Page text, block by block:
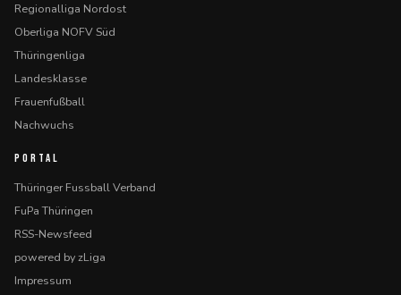
Regionalliga Nordost
Oberliga NOFV Süd
Thüringenliga
Landesklasse
Frauenfußball
Nachwuchs
PORTAL
Thüringer Fussball Verband
FuPa Thüringen
RSS-Newsfeed
powered by zLiga
Impressum